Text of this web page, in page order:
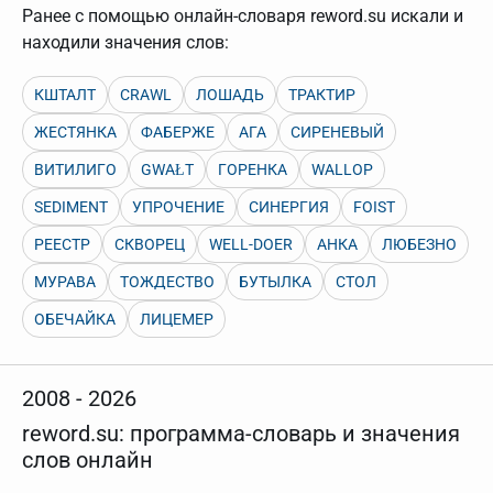
нужно будет нажать на кнопку "Найти".
Для более сложных случаев существует возможность
указывать несколько слов в запросе. Например, если
написать в строке запроса "Пушкин поэт" и нажать
"Найти", выведутся все словарные статьи о поэте
Пушкине, но не о городе.
В сложных запросах тоже могут присутствовать
неизвестные буквы. Например, в кроссворде есть
слово "***м***ов", в задании "русский поэт 19 века".
Пишем в Reword первым словом "***м***ов", далее
через пробел "поэт". Получается "***м***ов поэт" (без
кавычек). Нажимаем "Найти" и получаем статью
"Лермонтов" и не только.
Порядок словарей можно изменять, перетаскивая
словарь вверх или вниз за прямоугольник слева от
названия словаря. Также можно выключать ненужные
словари.
Ранее с помощью онлайн-словаря reword.su искали и
находили значения слов:
КШТАЛТ CRAWL ЛОШАДЬ ТРАКТИР
ЖЕСТЯНКА ФАБЕРЖЕ АГА СИРЕНЕВЫЙ
ВИТИЛИГО GWAŁT ГОРЕНКА WALLOP
SEDIMENT УПРОЧЕНИЕ СИНЕРГИЯ FOIST
РЕЕСТР СКВОРЕЦ WELL-DOER АНКА ЛЮБЕЗНО
МУРАВА ТОЖДЕСТВО БУТЫЛКА СТОЛ
ОБЕЧАЙКА ЛИЦЕМЕР
2008 - 2026
reword.su: программа-словарь и значения
слов онлайн